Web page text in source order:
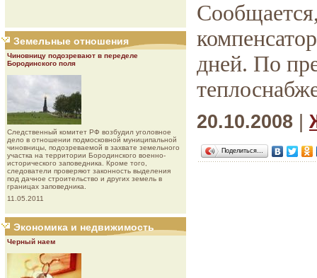
Земельные отношения
Чиновницу подозревают в переделе
Бородинского поля
Следственный комитет РФ возбудил уголовное
дело в отношении подмосковной муниципальной
чиновницы, подозреваемой в захвате земельного
участка на территории Бородинского военно-
исторического заповедника. Кроме того,
следователи проверяют законность выделения
под дачное строительство и других земель в
границах заповедника.
11.05.2011
Экономика и недвижимость
Черный наем
дней. По
20.10.2008
Поделиться…